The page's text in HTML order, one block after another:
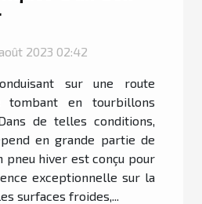
août 2023 02:42
sur une route
tombant en tourbillons
de telles conditions,
en grande partie de
pneu hiver est conçu pour
exceptionnelle sur la
surfaces froides,...